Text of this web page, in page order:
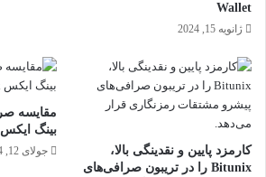
Wallet
ژانویه 15, 2024
کارمزد پایین و نقدینگی بالا،
Bitunix را در تریبون صرافی‌های
بینگ ایکس Bingx
جولای 12, 2024